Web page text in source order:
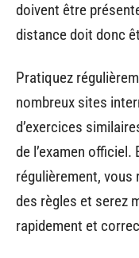
doivent être
distance doit donc
Pratiquez
nombreux sites
d’exercices
de l’examen
régulièrement,
des règles et serez
rapidement et